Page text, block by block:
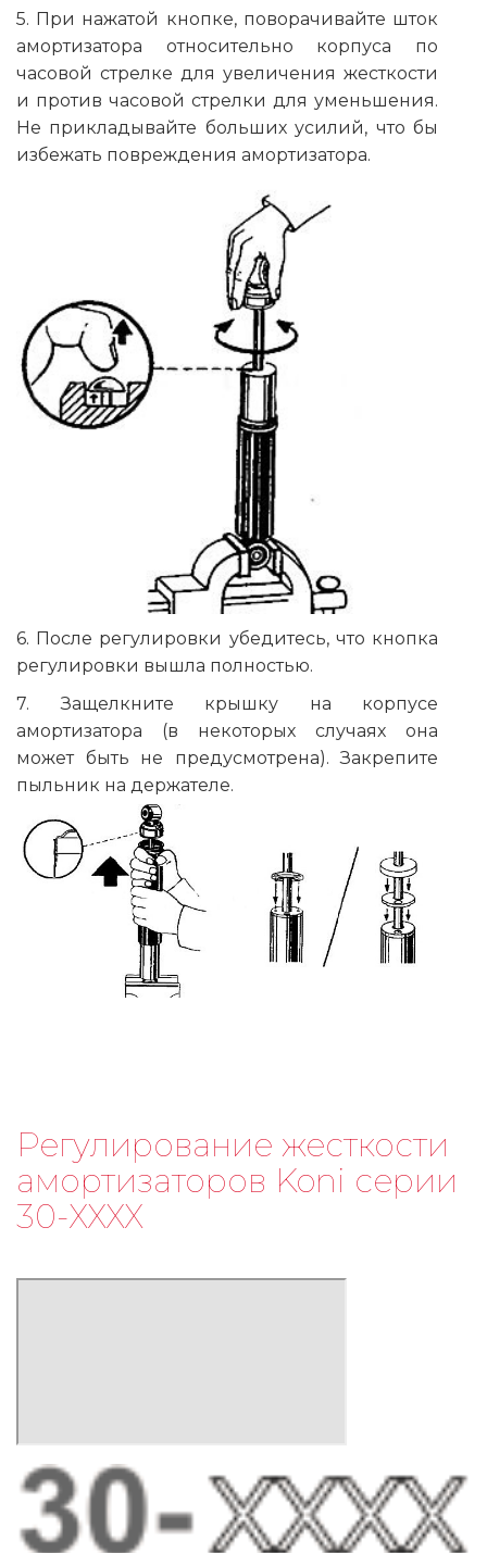
5. При нажатой кнопке, поворачивайте шток
амортизатора относительно корпуса по
часовой стрелке для увеличения жесткости
и против часовой стрелки для уменьшения.
Не прикладывайте больших усилий, что бы
избежать повреждения амортизатора.
6. После регулировки убедитесь, что кнопка
регулировки вышла полностью.
7. Защелкните крышку на корпусе
амортизатора (в некоторых случаях она
может быть не предусмотрена). Закрепите
пыльник на держателе.
Регулирование жесткости
амортизаторов Koni серии
30-ХХХХ